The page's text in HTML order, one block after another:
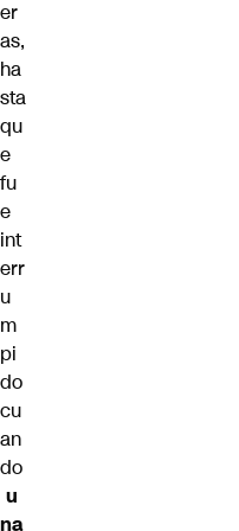
er
as,
ha
sta
qu
e
fu
e
int
err
u
m
pi
do
cu
an
do
u
na